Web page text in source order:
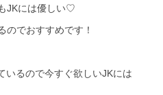
JKには優しい♡
のでおすすめです！
いるので今すぐ欲しいJKには